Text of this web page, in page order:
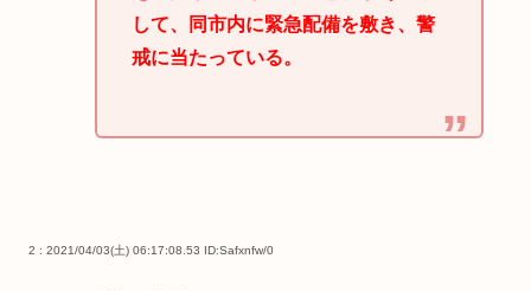
して、同市内に緊急配備を敷き、警
戒に当たっている。
2 : 2021/04/03(土) 06:17:08.53 ID:Safxnfw/0